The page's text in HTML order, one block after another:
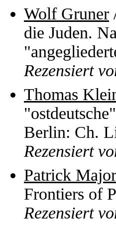
Wolf Gruner
die Juden.
Rezensiert
Thomas
Berlin: Ch.
Rezensiert
Patrick Major
Frontiers of
Rezensiert